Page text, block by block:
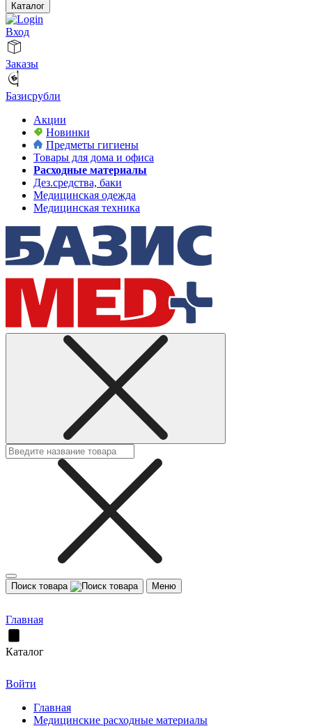
Каталог
Вход
Заказы
Базисрубли
Акции
Новинки
Предметы гигиены
Товары для дома и офиса
Расходные материалы
Дез.средства, баки
Медицинская одежда
Медицинская техника
Поиск товара Меню
Главная
Каталог
Войти
Главная
Медицинские расходные материалы